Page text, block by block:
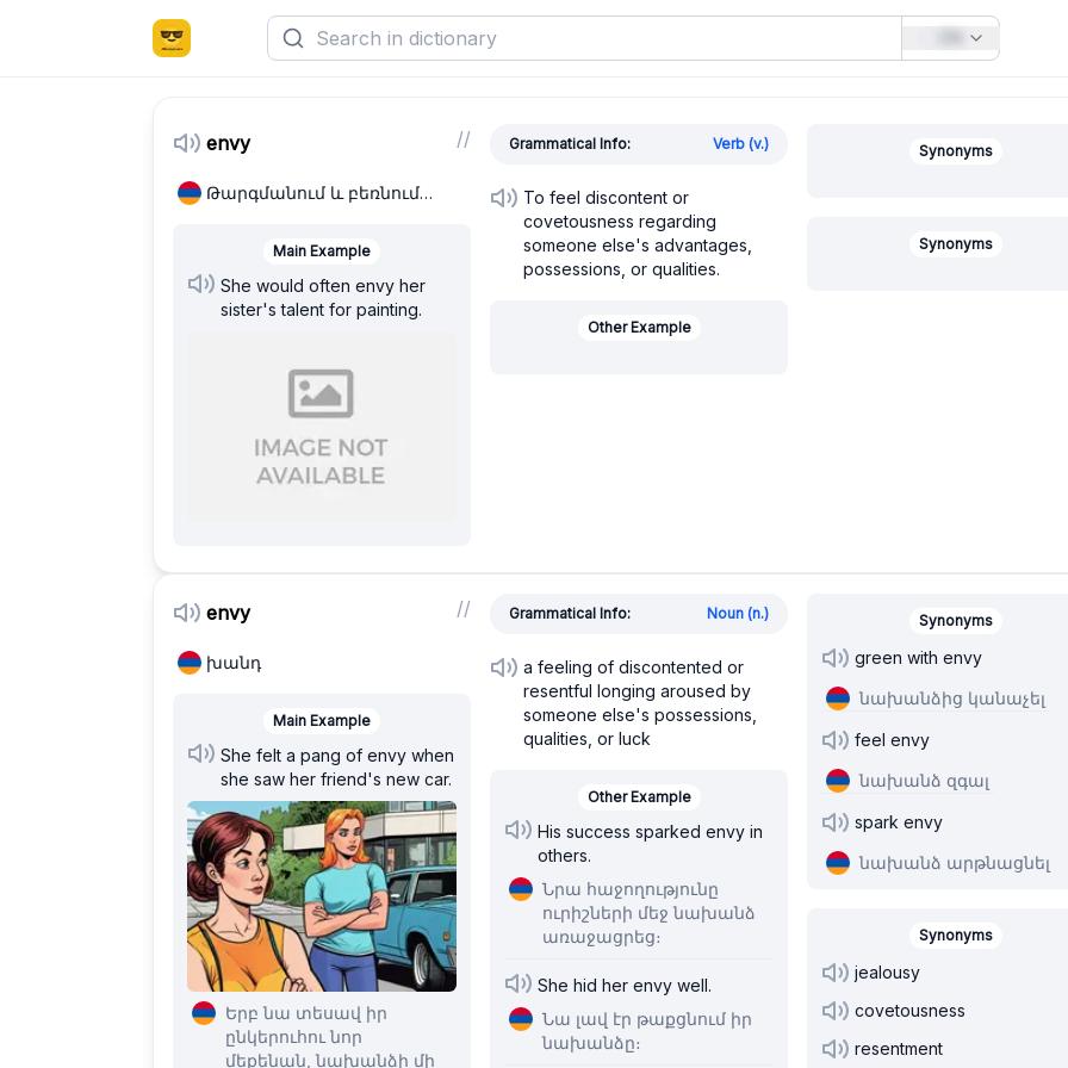
envy //
Թարգմանում և բեռնում…
Main Example
She would often envy her
sister's talent for painting.
Grammatical Info: Verb (v.)
To feel discontent or
covetousness regarding
someone else's advantages,
possessions, or qualities.
Other Example
Synonyms
Synonyms
envy //
խանդ
Main Example
She felt a pang of envy when
she saw her friend's new car.
Երբ նա տեսավ իր
ընկերուհու նոր
մեքենան, նախանձի մի
Grammatical Info: Noun (n.)
a feeling of discontented or
resentful longing aroused by
someone else's possessions,
qualities, or luck
Other Example
His success sparked envy in
others.
Նրա հաջողությունը
ուրիշների մեջ նախանձ
առաջացրեց։
She hid her envy well.
Նա լավ էր թաքցնում իր
նախանձը։
Synonyms
green with envy
նախանձից կանաչել
feel envy
նախանձ զգալ
spark envy
նախանձ արթնացնել
Synonyms
jealousy
covetousness
resentment